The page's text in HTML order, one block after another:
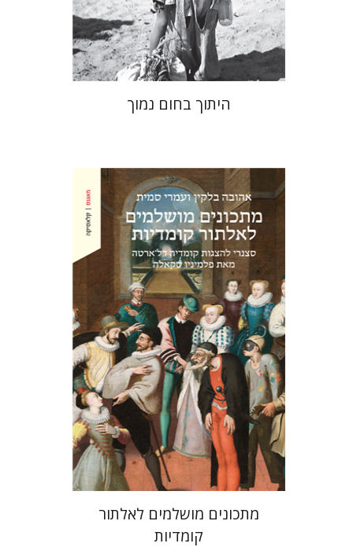
הנחת אתר ספר מודפס
$46
$41
היתוך בחום נמוך
אהובה בלקין עמרי סמית
הנחת אתר ספר מודפס
$42
$38
מתכונים מושלמים לאלתור
קומדיות